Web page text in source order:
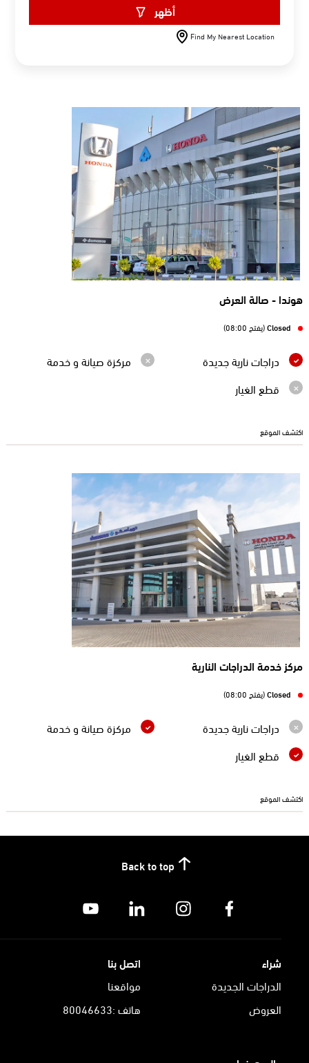
أظهر
Find My Nearest Location
هوندا - صالة العرض
Closed(يفتح 08:00)
دراجات نارية جديدة
مركزة صيانة و خدمة
قطع الغيار
اكتشف الموقع
مركز خدمة الدراجات النارية
Closed(يفتح 08:00)
دراجات نارية جديدة
مركزة صيانة و خدمة
قطع الغيار
اكتشف الموقع
Back to top
شراء
الدراجات الجديدة
العروض
اتصل بنا
مواقعنا
هاتف :80046633